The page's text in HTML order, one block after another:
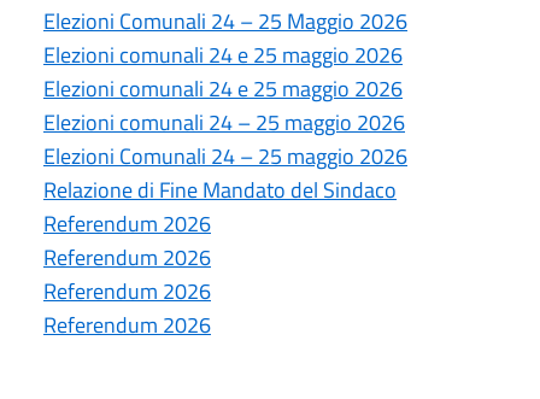
Elezioni Comunali 24 – 25 Maggio 2026
Elezioni comunali 24 e 25 maggio 2026
Elezioni comunali 24 e 25 maggio 2026
Elezioni comunali 24 – 25 maggio 2026
Elezioni Comunali 24 – 25 maggio 2026
Relazione di Fine Mandato del Sindaco
Referendum 2026
Referendum 2026
Referendum 2026
Referendum 2026